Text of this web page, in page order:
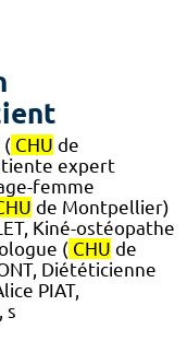
( CHU de
expert
femme
de Montpellier)
Kiné-ostéopathe
( CHU de
Diététicienne
PIAT,
s